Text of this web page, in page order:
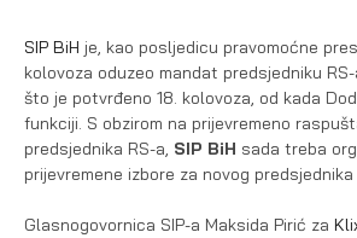
SIP BiH je, kao posljedicu pravomoćne
kolovoza oduzeo mandat predsjedniku
što je potvrđeno 18. kolovoza, od kada
funkciji. S obzirom na prijevremeno
predsjednika RS-a, SIP BiH sada treba
prijevremene izbore za novog
Glasnogovornica SIP-a Maksida Pirić za